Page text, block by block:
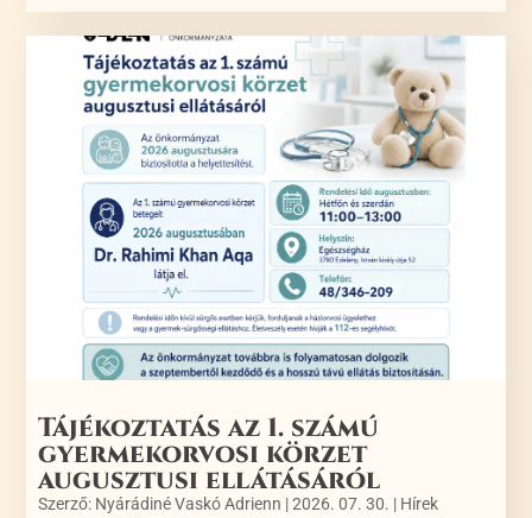
Tájékoztatás az 1. számú
gyermekorvosi körzet
augusztusi ellátásáról
Szerző: Nyárádiné Vaskó Adrienn |2026. 07. 30. | Hírek